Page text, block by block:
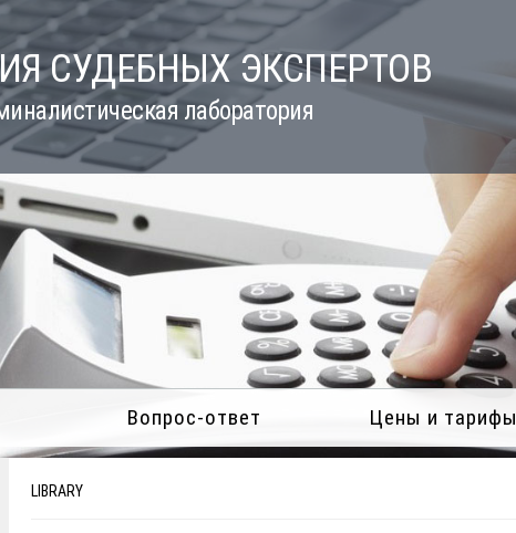
СУДЕБНЫХ ЭКСПЕРТОВ
лаборатория
Вопрос-ответ Цены и тарифы
LIBRARY